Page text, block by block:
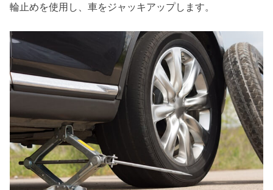
輪止めを使用し、車をジャッキアップします。